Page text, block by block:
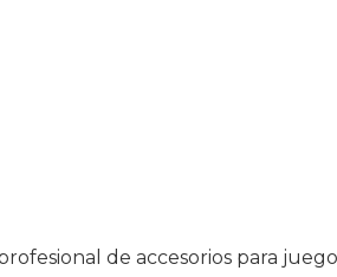
de accesorios para